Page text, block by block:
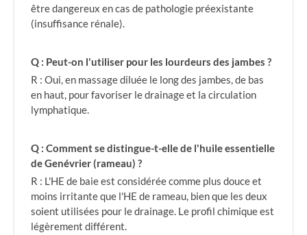
être dangereux en cas de pathologie préexistante
(insuffisance rénale).
Q : Peut-on l'utiliser pour les lourdeurs des jambes ?
R : Oui, en massage diluée le long des jambes, de bas
en haut, pour favoriser le drainage et la circulation
lymphatique.
Q : Comment se distingue-t-elle de l'huile essentielle
de Genévrier (rameau) ?
R : L'HE de baie est considérée comme plus douce et
moins irritante que l'HE de rameau, bien que les deux
soient utilisées pour le drainage. Le profil chimique est
légèrement différent.